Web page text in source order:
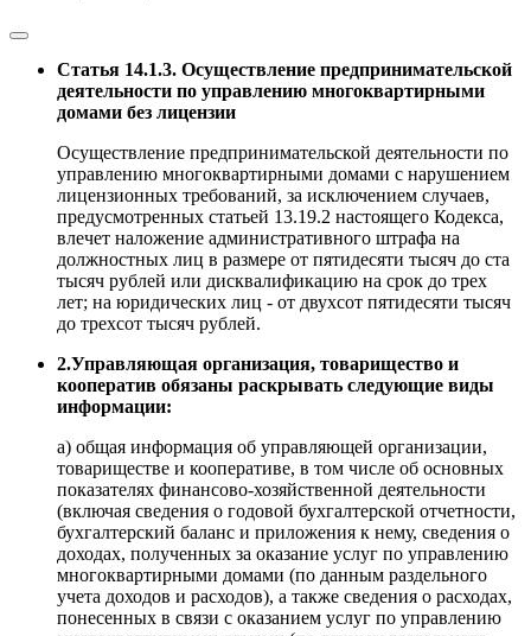
Статья 14.1.3. Осуществление предпринимательской
деятельности по управлению многоквартирными
домами без лицензии
Осуществление предпринимательской деятельности по
управлению многоквартирными домами с нарушением
лицензионных требований, за исключением случаев,
предусмотренных статьей 13.19.2 настоящего Кодекса,
влечет наложение административного штрафа на
должностных лиц в размере от пятидесяти тысяч до ста
тысяч рублей или дисквалификацию на срок до трех
лет; на юридических лиц - от двухсот пятидесяти тысяч
до трехсот тысяч рублей.
2.Управляющая организация, товарищество и
кооператив обязаны раскрывать следующие виды
информации:
а) общая информация об управляющей организации,
товариществе и кооперативе, в том числе об основных
показателях финансово-хозяйственной деятельности
(включая сведения о годовой бухгалтерской отчетности,
бухгалтерский баланс и приложения к нему, сведения о
доходах, полученных за оказание услуг по управлению
многоквартирными домами (по данным раздельного
учета доходов и расходов), а также сведения о расходах,
понесенных в связи с оказанием услуг по управлению